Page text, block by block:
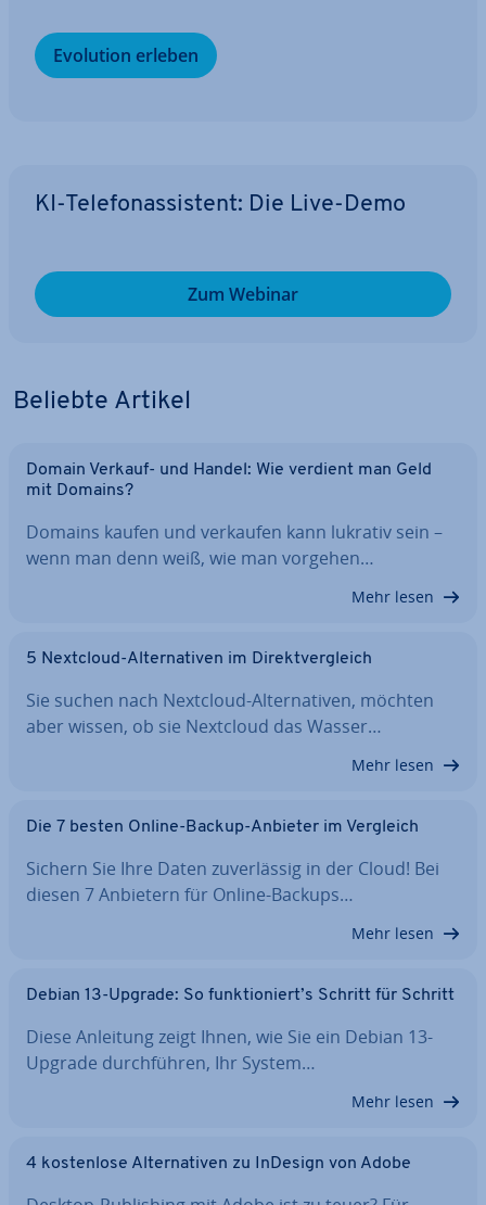
Evolution erleben
KI-Te­le­fon­as­sis­tent: Die Live-Demo
Zum Webinar
Beliebte Artikel
Domain Verkauf- und Handel: Wie verdient man Geld
mit Domains?
Domains kaufen und verkaufen kann lukrativ sein –
wenn man denn weiß, wie man vorgehen…
Mehr lesen
5 Nextcloud-Al­ter­na­ti­ven im Di­rekt­ver­gleich
Sie suchen nach Nextcloud-Al­ter­na­ti­ven, möchten
aber wissen, ob sie Nextcloud das Wasser…
Mehr lesen
Die 7 besten Online-Backup-Anbieter im Vergleich
Sichern Sie Ihre Daten zu­ver­läs­sig in der Cloud! Bei
diesen 7 Anbietern für Online-Backups…
Mehr lesen
Debian 13-Upgrade: So funk­tio­niert’s Schritt für Schritt
Diese Anleitung zeigt Ihnen, wie Sie ein Debian 13-
Upgrade durch­füh­ren, Ihr System…
Mehr lesen
4 kos­ten­lo­se Al­ter­na­ti­ven zu InDesign von Adobe